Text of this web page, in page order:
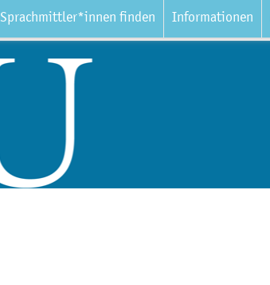
Sprachmittler*innen finden Informationen